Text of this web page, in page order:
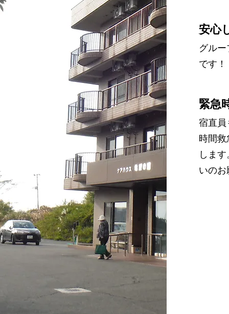
安心
グル
です！
緊急
宿直員
時間
しま
いの